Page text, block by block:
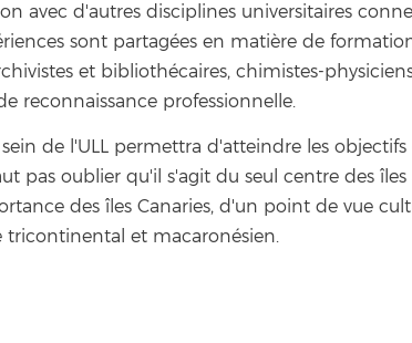
avec d'autres disciplines universitaires
sont partagées en matière de
et bibliothécaires, chimistes-
reconnaissance professionnelle.
de l'ULL permettra d'atteindre les
oublier qu'il s'agit du seul centre des îles
des îles Canaries, d'un point de vue
tricontinental et macaronésien.